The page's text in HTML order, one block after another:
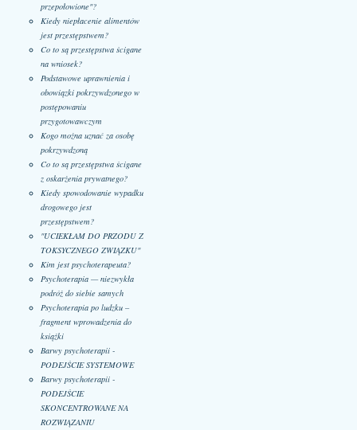
przepołowione"?
Kiedy niepłacenie alimentów
jest przestępstwem?
Co to są przestępstwa ścigane
na wniosek?
Podstawowe uprawnienia i
obowiązki pokrzywdzonego w
postępowaniu
przygotowawczym
Kogo można uznać za osobę
pokrzywdzoną
Co to są przestępstwa ścigane
z oskarżenia prywatnego?
Kiedy spowodowanie wypadku
drogowego jest
przestępstwem?
"UCIEKŁAM DO PRZODU Z
TOKSYCZNEGO ZWIĄZKU"
Kim jest psychoterapeuta?
Psychoterapia — niezwykła
podróż do siebie samych
Psychoterapia po ludzku –
fragment wprowadzenia do
książki
Barwy psychoterapii -
PODEJŚCIE SYSTEMOWE
Barwy psychoterapii -
PODEJŚCIE
SKONCENTROWANE NA
ROZWIĄZANIU